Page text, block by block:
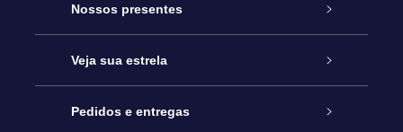
Serviço
Entre em contato conosco
Blog
Nossos presentes
Presente estrelar on-line
Pacote de presente da OSR
Veja sua estrela
Star Register
Pedidos e entregas